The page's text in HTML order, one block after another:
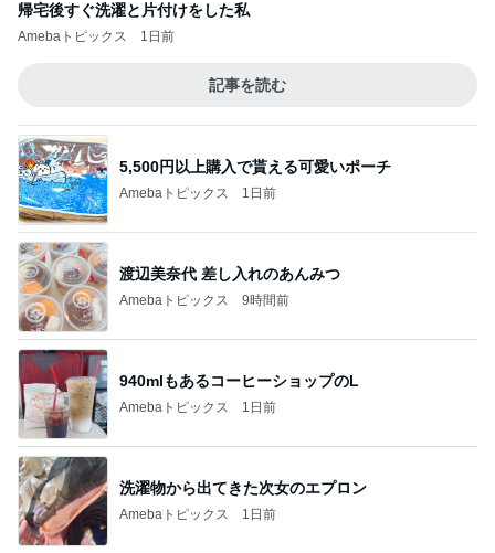
帰宅後すぐ洗濯と片付けをした私
Amebaトピックス 1日前
記事を読む
5,500円以上購入で貰える可愛いポーチ
Amebaトピックス 1日前
渡辺美奈代 差し入れのあんみつ
Amebaトピックス 9時間前
940mlもあるコーヒーショップのL
Amebaトピックス 1日前
洗濯物から出てきた次女のエプロン
Amebaトピックス 1日前